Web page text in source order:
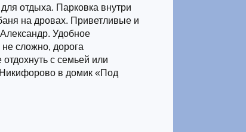
отдыха. Парковка внутри
на дровах. Приветливые и
Удобное
сложно, дорога
с семьей или
в домик «Под